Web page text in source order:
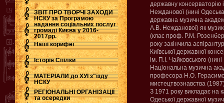
ЗВІТ ПРО ТВОРЧІ ЗАХОДИ
НСКУ за Програмою
надання соціальних послуг
громаді Києва у 2016-
2017рр.
.
Наші корифеї
Історія Спілки
МАТЕРІАЛИ до ХУІ з"їзду
НСКУ
РЕГІОНАЛЬНІ ОРГАНІЗАЦІЇ
та осередки
державну консерваторію
Нежданової (нині Одеська
державна музична
А.В. Нежданової) як
(клас проф. Р.М.
року закінчила
Київської державної
ім. П.І. Чайковського (нині
Національна музична
професора Н.О.
мистецтвознавства
З 1971 року викладає на
Одеської державної